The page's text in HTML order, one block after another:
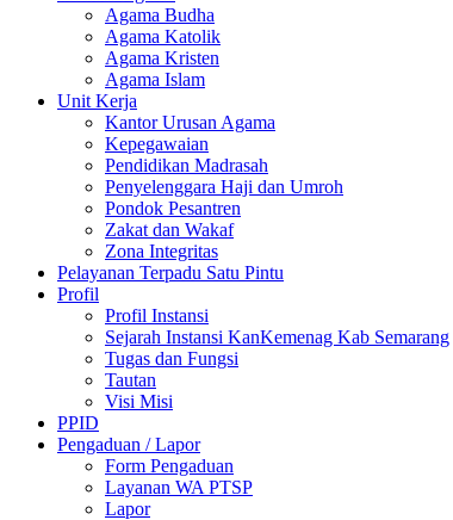
Agama Budha
Agama Katolik
Agama Kristen
Agama Islam
Unit Kerja
Kantor Urusan Agama
Kepegawaian
Pendidikan Madrasah
Penyelenggara Haji dan Umroh
Pondok Pesantren
Zakat dan Wakaf
Zona Integritas
Pelayanan Terpadu Satu Pintu
Profil
Profil Instansi
Sejarah Instansi KanKemenag Kab Semarang
Tugas dan Fungsi
Tautan
Visi Misi
PPID
Pengaduan / Lapor
Form Pengaduan
Layanan WA PTSP
Lapor